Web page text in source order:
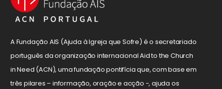
A Fundação AIS (Ajuda à Igreja que Sofre) é o secretariado
português da organização internacional Aid to the Church
in Need (ACN), uma fundação pontifícia que, com base em
três pilares – informação, oração e acção -, ajuda os